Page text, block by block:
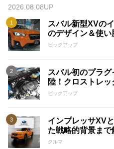
2026.08.08UP
スバル新型XVの
のデザイン＆使い
ピックアップ
スバル初のプラ
陸！クロストレ
ピックアップ
インプレッサXV
た戦略的背景まで
クルマ